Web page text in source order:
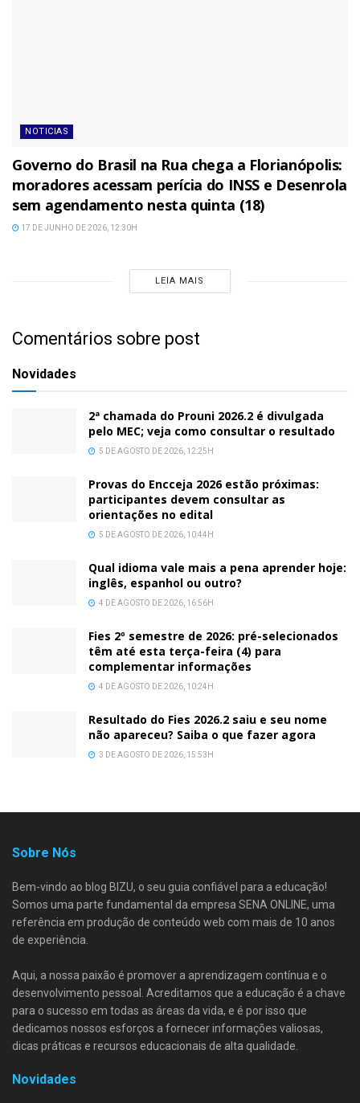
NOTICIAS
Governo do Brasil na Rua chega a Florianópolis:
moradores acessam perícia do INSS e Desenrola
sem agendamento nesta quinta (18)
17 DE JUNHO DE 2026, 12:30H
LEIA MAIS
Comentários sobre post
Novidades
2ª chamada do Prouni 2026.2 é divulgada
pelo MEC; veja como consultar o resultado
5 DE AGOSTO DE 2026, 12:25H
Provas do Encceja 2026 estão próximas:
participantes devem consultar as
orientações no edital
5 DE AGOSTO DE 2026, 10:44H
Qual idioma vale mais a pena aprender hoje:
inglês, espanhol ou outro?
4 DE AGOSTO DE 2026, 16:56H
Fies 2º semestre de 2026: pré-selecionados
têm até esta terça-feira (4) para
complementar informações
4 DE AGOSTO DE 2026, 10:24H
Resultado do Fies 2026.2 saiu e seu nome
não apareceu? Saiba o que fazer agora
3 DE AGOSTO DE 2026, 15:53H
Sobre Nós
Bem-vindo ao blog BIZU, o seu guia confiável para a educação!
Somos uma parte fundamental da empresa SENA ONLINE, uma
referência em produção de conteúdo web com mais de 10 anos
de experiência.
Aqui, a nossa paixão é promover a aprendizagem contínua e o
desenvolvimento pessoal. Acreditamos que a educação é a chave
para o sucesso em todas as áreas da vida, e é por isso que
dedicamos nossos esforços a fornecer informações valiosas,
dicas práticas e recursos educacionais de alta qualidade.
Novidades